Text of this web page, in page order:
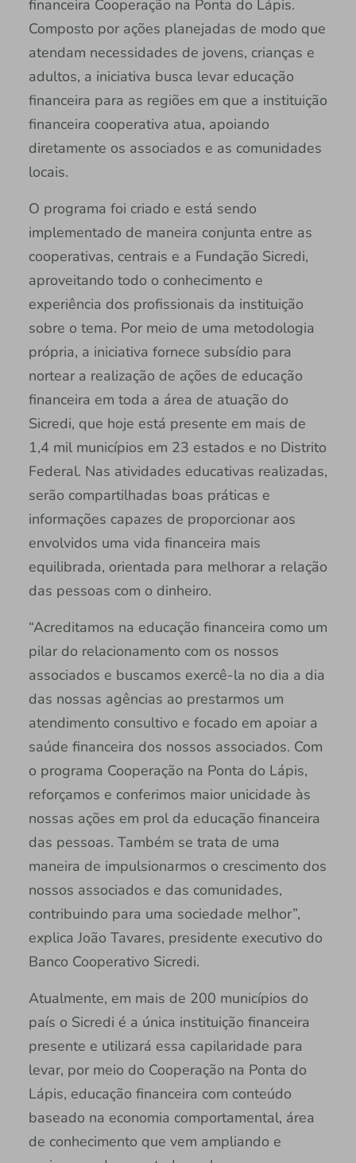
financeira Cooperação na Ponta do Lápis.
Composto por ações planejadas de modo que
atendam necessidades de jovens, crianças e
adultos, a iniciativa busca levar educação
financeira para as regiões em que a instituição
financeira cooperativa atua, apoiando
diretamente os associados e as comunidades
locais.
O programa foi criado e está sendo
implementado de maneira conjunta entre as
cooperativas, centrais e a Fundação Sicredi,
aproveitando todo o conhecimento e
experiência dos profissionais da instituição
sobre o tema. Por meio de uma metodologia
própria, a iniciativa fornece subsídio para
nortear a realização de ações de educação
financeira em toda a área de atuação do
Sicredi, que hoje está presente em mais de
1,4 mil municípios em 23 estados e no Distrito
Federal. Nas atividades educativas realizadas,
serão compartilhadas boas práticas e
informações capazes de proporcionar aos
envolvidos uma vida financeira mais
equilibrada, orientada para melhorar a relação
das pessoas com o dinheiro.
“Acreditamos na educação financeira como um
pilar do relacionamento com os nossos
associados e buscamos exercê-la no dia a dia
das nossas agências ao prestarmos um
atendimento consultivo e focado em apoiar a
saúde financeira dos nossos associados. Com
o programa Cooperação na Ponta do Lápis,
reforçamos e conferimos maior unicidade às
nossas ações em prol da educação financeira
das pessoas. Também se trata de uma
maneira de impulsionarmos o crescimento dos
nossos associados e das comunidades,
contribuindo para uma sociedade melhor”,
explica João Tavares, presidente executivo do
Banco Cooperativo Sicredi.
Atualmente, em mais de 200 municípios do
país o Sicredi é a única instituição financeira
presente e utilizará essa capilaridade para
levar, por meio do Cooperação na Ponta do
Lápis, educação financeira com conteúdo
baseado na economia comportamental, área
de conhecimento que vem ampliando e